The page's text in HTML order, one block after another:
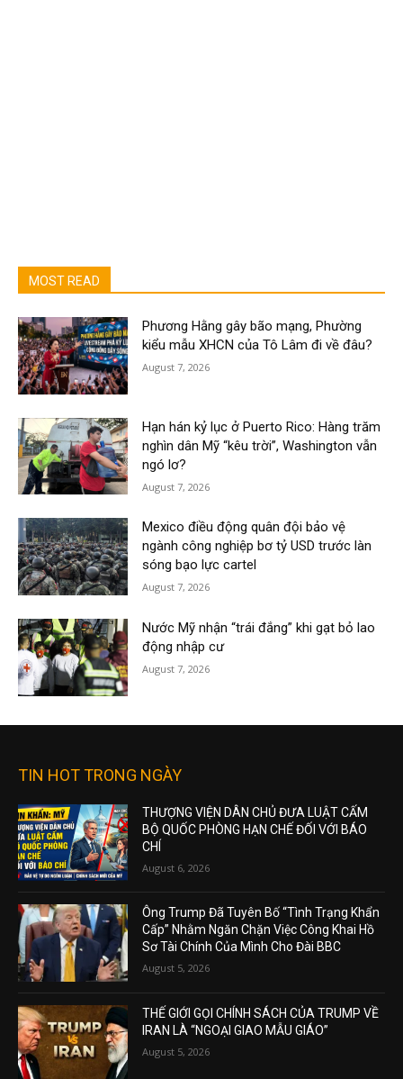
MOST READ
Phương Hằng gây bão mạng, Phường
kiểu mẫu XHCN của Tô Lâm đi về đâu?
August 7, 2026
Hạn hán kỷ lục ở Puerto Rico: Hàng trăm
nghìn dân Mỹ “kêu trời”, Washington vẫn
ngó lơ?
August 7, 2026
Mexico điều động quân đội bảo vệ
ngành công nghiệp bơ tỷ USD trước làn
sóng bạo lực cartel
August 7, 2026
Nước Mỹ nhận “trái đắng” khi gạt bỏ lao
động nhập cư
August 7, 2026
TIN HOT TRONG NGÀY
THƯỢNG VIỆN DÂN CHỦ ĐƯA LUẬT CẤM
BỘ QUỐC PHÒNG HẠN CHẾ ĐỐI VỚI BÁO
CHÍ
August 6, 2026
Ông Trump Đã Tuyên Bố “Tình Trạng Khẩn
Cấp” Nhằm Ngăn Chặn Việc Công Khai Hồ
Sơ Tài Chính Của Mình Cho Đài BBC
August 5, 2026
THẾ GIỚI GỌI CHÍNH SÁCH CỦA TRUMP VỀ
IRAN LÀ “NGOẠI GIAO MẪU GIÁO”
August 5, 2026